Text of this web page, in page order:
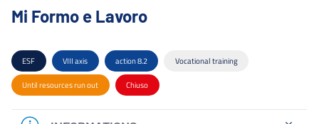
Mi Formo e Lavoro
ESF VIII axis action 8.2 Vocational training
Until resources run out Chiuso